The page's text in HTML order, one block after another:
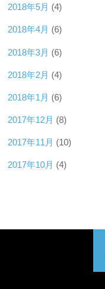
2018年5月 (4)
2018年4月 (6)
2018年3月 (6)
2018年2月 (4)
2018年1月 (6)
2017年12月 (8)
2017年11月 (10)
2017年10月 (4)